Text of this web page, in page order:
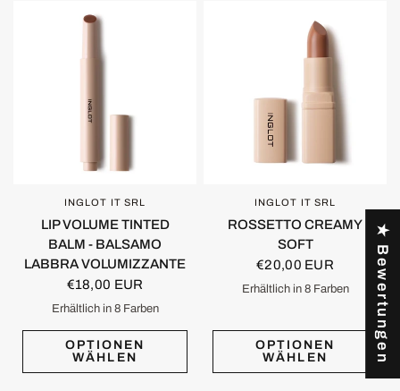
SCHNELLANSICHT
INGLOT IT SRL
LIP VOLUME TINTED
BALM - BALSAMO
LABBRA VOLUMIZZANTE
€18,00 EUR
Rosè Whisper
Strawberry ShineBlush Nude
Erhältlich in 8 Farben
OPTIONEN
WÄHLEN
SCHNELLANSICHT
INGLOT IT SRL
ROSSETTO CREAMY
SOFT
€20,00 EUR
Vivid Rose 505 Soft Chokeberry 508
Erhältlich in 8 Farben
OPTIONEN
WÄHLEN
★ Bewertungen